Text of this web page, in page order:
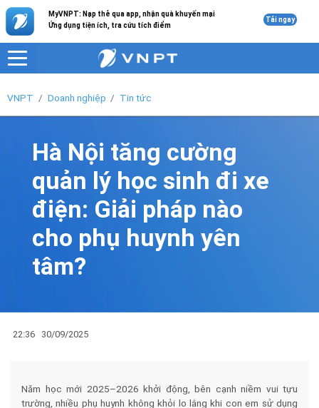
MyVNPT: Nạp thẻ qua app, nhận quà khuyến mại
Ứng dụng tiện ích, tra cứu tích điểm
Tải ngay
VNPT Doanh nghiệp Tin tức
Hà Nội tăng cường
quản lý học sinh đi xe
điện: Giải pháp nào
cho phụ huynh yên
tâm?
22:36 30/09/2025
Năm học mới 2025–2026 khởi động, bên cạnh niềm vui tựu
trường, nhiều phụ huynh không khỏi lo lắng khi con em sử dụng